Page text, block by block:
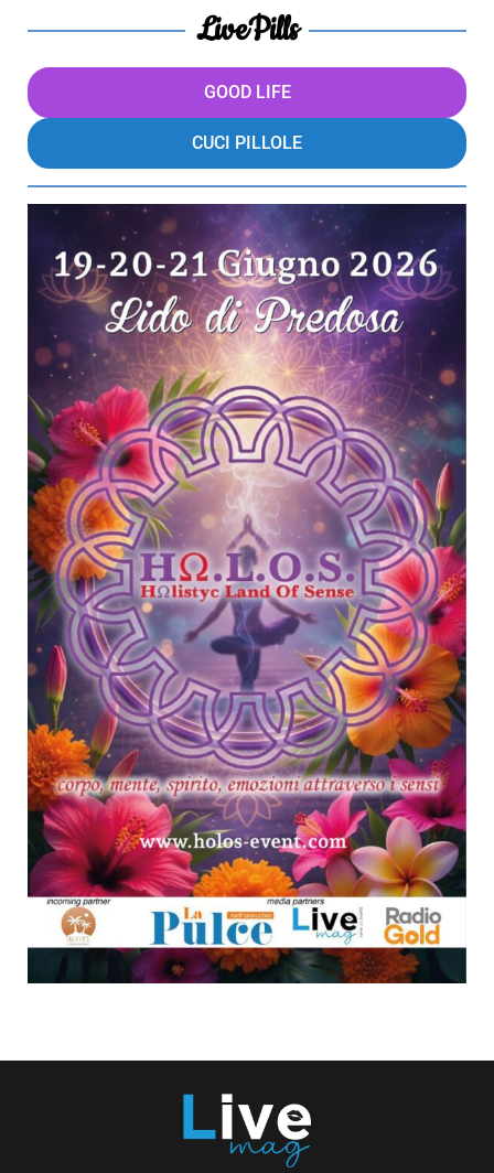
LivePills
GOOD LIFE
CUCI PILLOLE